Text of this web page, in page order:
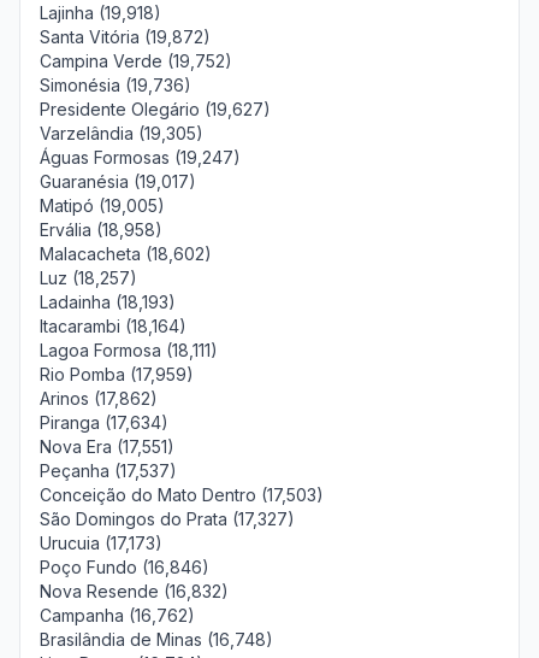
Lajinha (19,918)
Santa Vitória (19,872)
Campina Verde (19,752)
Simonésia (19,736)
Presidente Olegário (19,627)
Varzelândia (19,305)
Águas Formosas (19,247)
Guaranésia (19,017)
Matipó (19,005)
Ervália (18,958)
Malacacheta (18,602)
Luz (18,257)
Ladainha (18,193)
Itacarambi (18,164)
Lagoa Formosa (18,111)
Rio Pomba (17,959)
Arinos (17,862)
Piranga (17,634)
Nova Era (17,551)
Peçanha (17,537)
Conceição do Mato Dentro (17,503)
São Domingos do Prata (17,327)
Urucuia (17,173)
Poço Fundo (16,846)
Nova Resende (16,832)
Campanha (16,762)
Brasilândia de Minas (16,748)